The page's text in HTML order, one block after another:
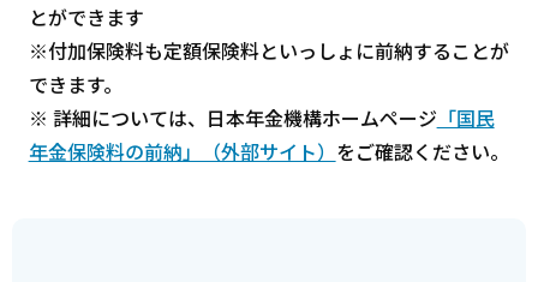
とができます
※付加保険料も定額保険料といっしょに前納することが
できます。
※ 詳細については、日本年金機構ホームページ 「国民
年金保険料の前納」（外部サイト） をご確認ください。